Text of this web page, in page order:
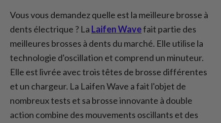
Vous vous demandez quelle est la meilleure brosse à
dents électrique ? La Laifen Wavefait partie des
meilleures brosses à dents du marché. Elle utilise la
technologie d'oscillation et comprend un minuteur.
Elle est livrée avec trois têtes de brosse différentes
et un chargeur. La Laifen Wave a fait l'objet de
nombreux tests et sa brosse innovante à double
action combine des mouvements oscillants et des